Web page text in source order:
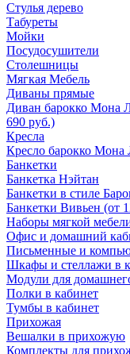
Стулья дерево
Табуреты
Мойки
Посудосушители
Столешницы
Мягкая Мебель
Диваны прямые
Диван барокко Мона
690 руб.)
Кресла
Кресло барокко Мона
Банкетки
Банкетка Нэйтан
Банкетки в стиле
Банкетки Вивьен (от
Наборы мягкой
Офис и домашний
Письменные и
Шкафы и стеллажи в
Модули для
Полки в кабинет
Тумбы в кабинет
Прихожая
Вешалки в прихожую
Комплекты для